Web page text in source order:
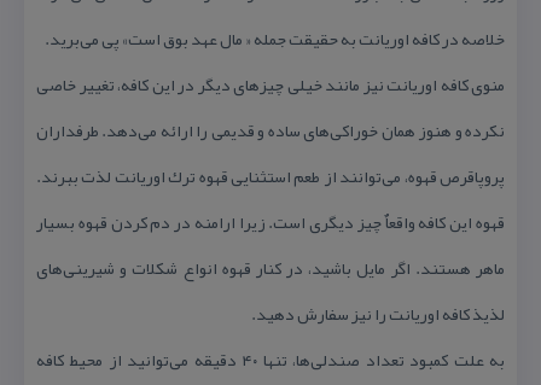
خلاصه در كافه اوریانت به حقیقت جمله « مال عهد بوق است» پی می‌برید.
منوی كافه اوریانت نیز مانند خیلی چیزهای دیگر در این كافه، تغییر خاصی
نكرده و هنوز همان خوراكی‌های ساده و قدیمی را ارائه می‌دهد. طرفداران
پروپا‌قرص قهوه، می‌توانند از طعم استثنایی قهوه ترك اوریانت لذت ببرند.
قهوه این كافه واقعاٌ چیز دیگری است. زیرا ارامنه در دم كردن قهوه بسیار
ماهر هستند. اگر مایل باشید، در كنار قهوه انواع شكلات و شیرینی‌های
لذیذ كافه اوریانت را نیز سفارش دهید.
به علت كمبود تعداد صندلی‌ها، تنها ۴۰ دقیقه می‌توانید از محیط كافه